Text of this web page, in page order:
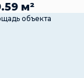
м²
объекта